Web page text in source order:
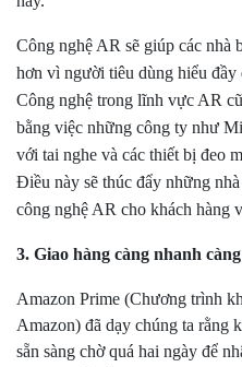
Công nghệ AR sẽ giúp các nhà
hơn vì người tiêu dùng hiểu
Công nghệ trong lĩnh vực AR
bằng việc những công ty như
với tai nghe và các thiết bị đeo
Điều này sẽ thúc đẩy những
công nghệ AR cho khách hàng
3. Giao hàng càng nhanh
Amazon Prime (Chương trình
Amazon) đã dạy chúng ta rằng
sẵn sàng chờ quá hai ngày để